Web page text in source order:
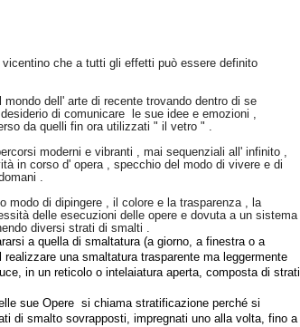
che a tutti gli effetti può essere definito
dell' arte di recente trovando dentro di se
di comunicare le sue idee e emozioni ,
da quelli fin ora utilizzati " il vetro " .
moderni e vibranti , mai sequenziali all' infinito ,
in corso d' opera , specchio del modo di vivere e di
.
modo di dipingere , il colore e la trasparenza , la
delle esecuzioni delle opere e dovuta a un sistema
diversi strati di smalti .
a quella di smaltatura (a giorno, a finestra o a
una smaltatura trasparente ma leggermente
in un reticolo o intelaiatura aperta, composta di strati
sue Opere si chiama stratificazione perché si
di smalto sovrapposti, impregnati uno alla volta, fino a